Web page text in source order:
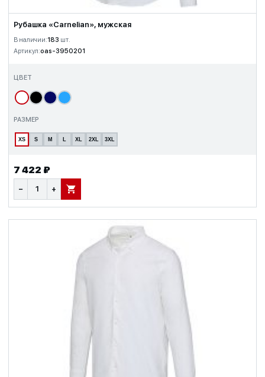
Рубашка «Carnelian», мужская
В наличии:183 шт.
Артикул:oas-3950201
ЦВЕТ
РАЗМЕР
XS S M XL 2XL 3XL
7 422 ₽
− + В КОРЗИНУ